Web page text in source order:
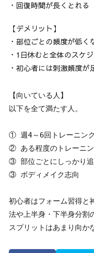
・回復時間が長くとれる
【デメリット】
・部位ごとの頻度が低く
・1日休むと全体のスケ
・初心者には刺激頻度が
【向いている人】
以下を全て満たす人。
① 週4～6回トレーニン
② ある程度のトレーニン
③ 部位ごとにしっかり追
③ ボディメイク志向
初心者はフォーム習得と
法や上半身・下半身分割
スプリットはあまり向か